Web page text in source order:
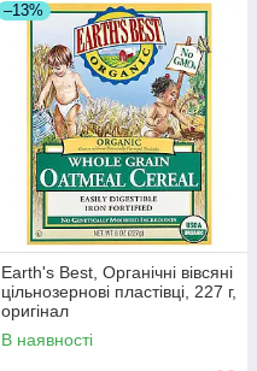
–13%
Earth's Best, Органічні вівсяні
цільнозернові пластівці, 227 г,
оригінал
В наявності